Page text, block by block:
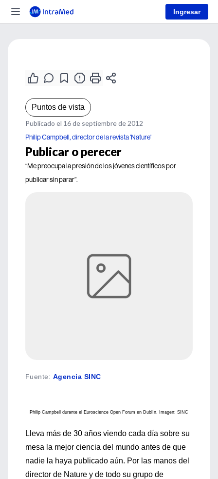
Ingresar
Puntos de vista
Publicado el 16 de septiembre de 2012
Philip Campbell, director de la revista 'Nature'
Publicar o perecer
“Me preocupa la presión de los jóvenes científicos por
publicar sin parar”.
Fuente: Agencia SINC
Philip Campbell durante el Euroscience Open Forum en Dublín. Imagen: SINC
Lleva más de 30 años viendo cada día sobre su
mesa la mejor ciencia del mundo antes de que
nadie la haya publicado aún. Por las manos del
director de Nature y de todo su grupo de